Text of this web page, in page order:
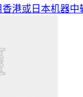
港或日本机器中